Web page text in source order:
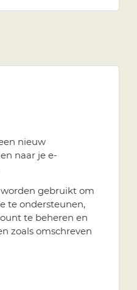
nieuw
naar je e-
gebruikt om
te ondersteunen,
te beheren en
zoals omschreven